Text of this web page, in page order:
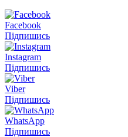
Facebook
Підпишись
Instagram
Підпишись
Viber
Підпишись
WhatsApp
Підпишись